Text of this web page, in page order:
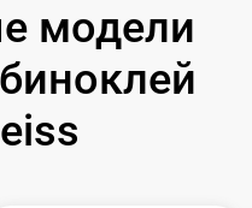
модели